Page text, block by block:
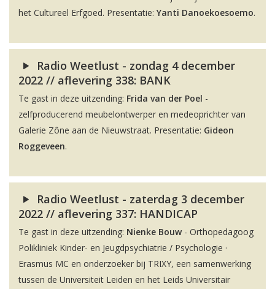
het Cultureel Erfgoed. Presentatie: Yanti Danoekoesoemo.
Radio Weetlust - zondag 4 december
2022 // aflevering 338: BANK
Te gast in deze uitzending: Frida van der Poel -
zelfproducerend meubelontwerper en medeoprichter van
Galerie Zône aan de Nieuwstraat. Presentatie: Gideon
Roggeveen.
Radio Weetlust - zaterdag 3 december
2022 // aflevering 337: HANDICAP
Te gast in deze uitzending: Nienke Bouw- Orthopedagoog
Polikliniek Kinder- en Jeugdpsychiatrie / Psychologie ·
Erasmus MC en onderzoeker bij TRIXY, een samenwerking
tussen de Universiteit Leiden en het Leids Universitair